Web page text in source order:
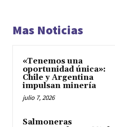
Mas Noticias
«Tenemos una
oportunidad única»:
Chile y Argentina
impulsan minería
julio 7, 2026
Salmoneras